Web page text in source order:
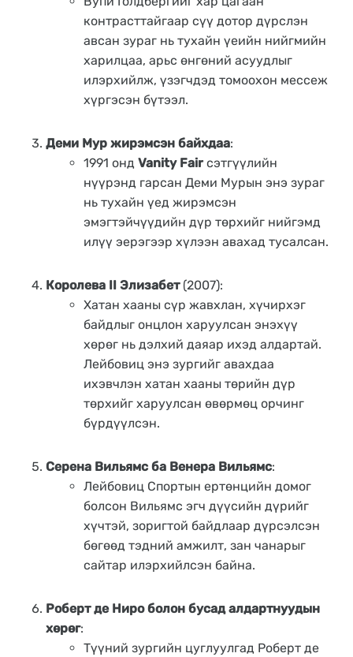
контрасттайгаар сүү дотор дүрслэн
авсан зураг нь тухайн үеийн нийгмийн
харилцаа, арьс өнгөний асуудлыг
илэрхийлж, үзэгчдэд томоохон мессеж
хүргэсэн бүтээл.
Деми Мур жирэмсэн байхдаа:
1991 онд Vanity Fairсэтгүүлийн
нүүрэнд гарсан Деми Мурын энэ зураг
нь тухайн үед жирэмсэн
эмэгтэйчүүдийн дүр төрхийг нийгэмд
илүү эерэгээр хүлээн авахад тусалсан.
Королева II Элизабет(2007):
Хатан хааны сүр жавхлан, хүчирхэг
байдлыг онцлон харуулсан энэхүү
хөрөг нь дэлхий даяар ихэд алдартай.
Лейбовиц энэ зургийг авахдаа
ихэвчлэн хатан хааны төрийн дүр
төрхийг харуулсан өвөрмөц орчинг
бүрдүүлсэн.
Серена Вильямс ба Венера Вильямс:
Лейбовиц Спортын ертөнцийн домог
болсон Вильямс эгч дүүсийн дүрийг
хүчтэй, зоригтой байдлаар дүрсэлсэн
бөгөөд тэдний амжилт, зан чанарыг
сайтар илэрхийлсэн байна.
Роберт де Ниро болон бусад алдартнуудын
хөрөг:
Түүний зургийн цуглуулгад Роберт де